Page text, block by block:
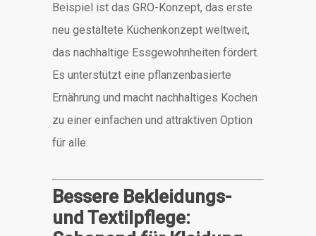
Beispiel ist das GRO-Konzept, das erste
neu gestaltete Küchenkonzept weltweit,
das nachhaltige Essgewohnheiten fördert.
Es unterstützt eine pflanzenbasierte
Ernährung und macht nachhaltiges Kochen
zu einer einfachen und attraktiven Option
für alle.
Bessere Bekleidungs-
und Textilpflege: